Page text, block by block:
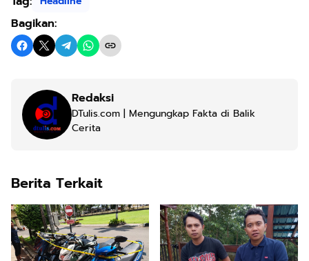
Bagikan:
Redaksi
DTulis.com | Mengungkap Fakta di Balik
Cerita
Berita Terkait